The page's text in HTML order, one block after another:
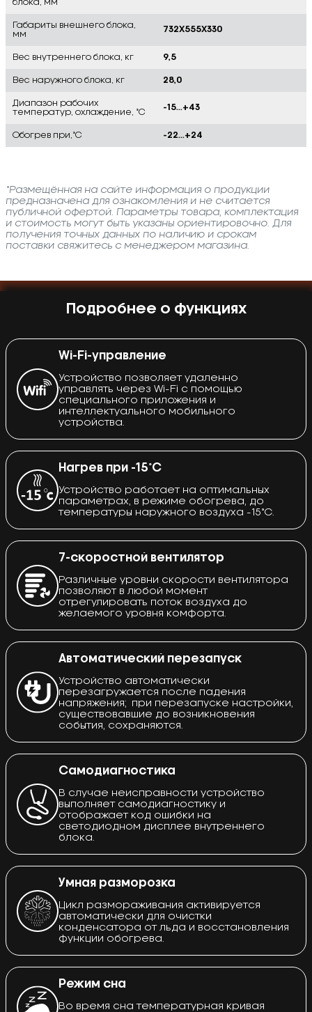
блока, мм
Габариты внешнего блока,
мм
732X555X330
Вес внутреннего блока, кг 9,5
Вес наружного блока, кг 28,0
Диапазон рабочих
температур, охлаждение, °C
-15...+43
Обогрев при,°C -22...+24
*Размещённая на сайте информация о продукции
предназначена для ознакомления и не считается
публичной офертой. Параметры товара, комплектация
и стоимость могут быть указаны ориентировочно. Для
получения точных данных по наличию и срокам
поставки свяжитесь с менеджером магазина.
Подробнее о функциях
Wi-Fi-управление
Устройство позволяет удаленно
управлять через Wi-Fi с помощью
специального приложения и
интеллектуального мобильного
устройства.
Нагрев при -15°C
Устройство работает на оптимальных
параметрах, в режиме обогрева, до
температуры наружного воздуха -15°С.
7-скоростной вентилятор
Различные уровни скорости вентилятора
позволяют в любой момент
отрегулировать поток воздуха до
желаемого уровня комфорта.
Автоматический перезапуск
Устройство автоматически
перезагружается после падения
напряжения; при перезапуске настройки,
существовавшие до возникновения
события, сохраняются.
Самодиагностика
В случае неисправности устройство
выполняет самодиагностику и
отображает код ошибки на
светодиодном дисплее внутреннего
блока.
Умная разморозка
Цикл размораживания активируется
автоматически для очистки
конденсатора от льда и восстановления
функции обогрева.
Режим сна
Во время сна температурная кривая